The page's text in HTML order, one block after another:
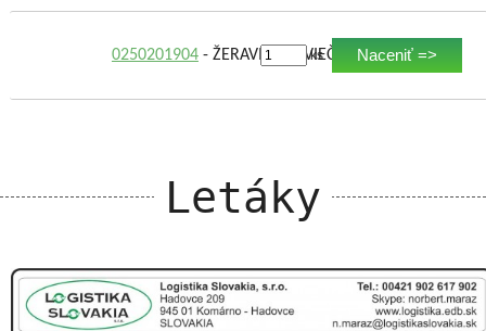
0250201904- ŽERAVIACA SVIEČKA
ks Naceniť =>
Letáky